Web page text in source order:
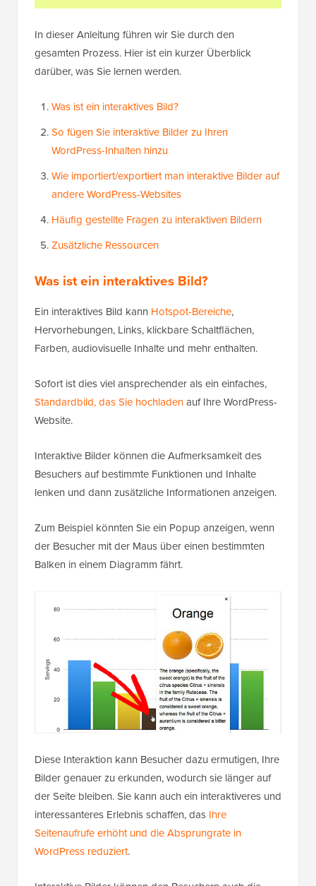
In dieser Anleitung führen wir Sie durch den
gesamten Prozess. Hier ist ein kurzer Überblick
darüber, was Sie lernen werden.
Was ist ein interaktives Bild?
So fügen Sie interaktive Bilder zu Ihren
WordPress-Inhalten hinzu
Wie importiert/exportiert man interaktive Bilder auf
andere WordPress-Websites
Häufig gestellte Fragen zu interaktiven Bildern
Zusätzliche Ressourcen
Was ist ein interaktives Bild?
Ein interaktives Bild kann Hotspot-Bereiche,
Hervorhebungen, Links, klickbare Schaltflächen,
Farben, audiovisuelle Inhalte und mehr enthalten.
Sofort ist dies viel ansprechender als ein einfaches,
Standardbild, das Sie hochladenauf Ihre WordPress-
Website.
Interaktive Bilder können die Aufmerksamkeit des
Besuchers auf bestimmte Funktionen und Inhalte
lenken und dann zusätzliche Informationen anzeigen.
Zum Beispiel könnten Sie ein Popup anzeigen, wenn
der Besucher mit der Maus über einen bestimmten
Balken in einem Diagramm fährt.
Diese Interaktion kann Besucher dazu ermutigen, Ihre
Bilder genauer zu erkunden, wodurch sie länger auf
der Seite bleiben. Sie kann auch ein interaktiveres und
interessanteres Erlebnis schaffen, das Ihre
Seitenaufrufe erhöht und die Absprungrate in
WordPress reduziert.